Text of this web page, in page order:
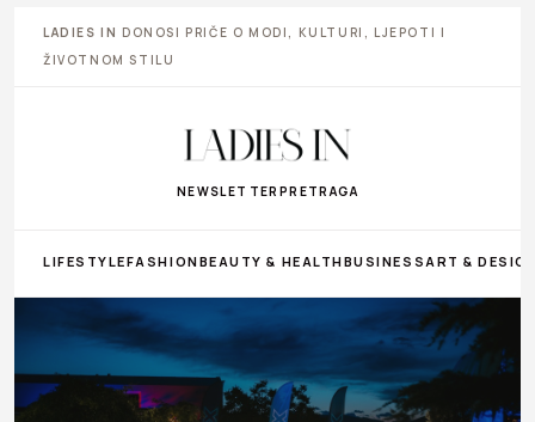
LADIES IN DONOSI PRIČE O MODI, KULTURI, LJEPOTI I
ŽIVOTNOM STILU
NEWSLETTER PRETRAGA
LIFESTYLEFASHIONBEAUTY & HEALTHBUSINESS ART &